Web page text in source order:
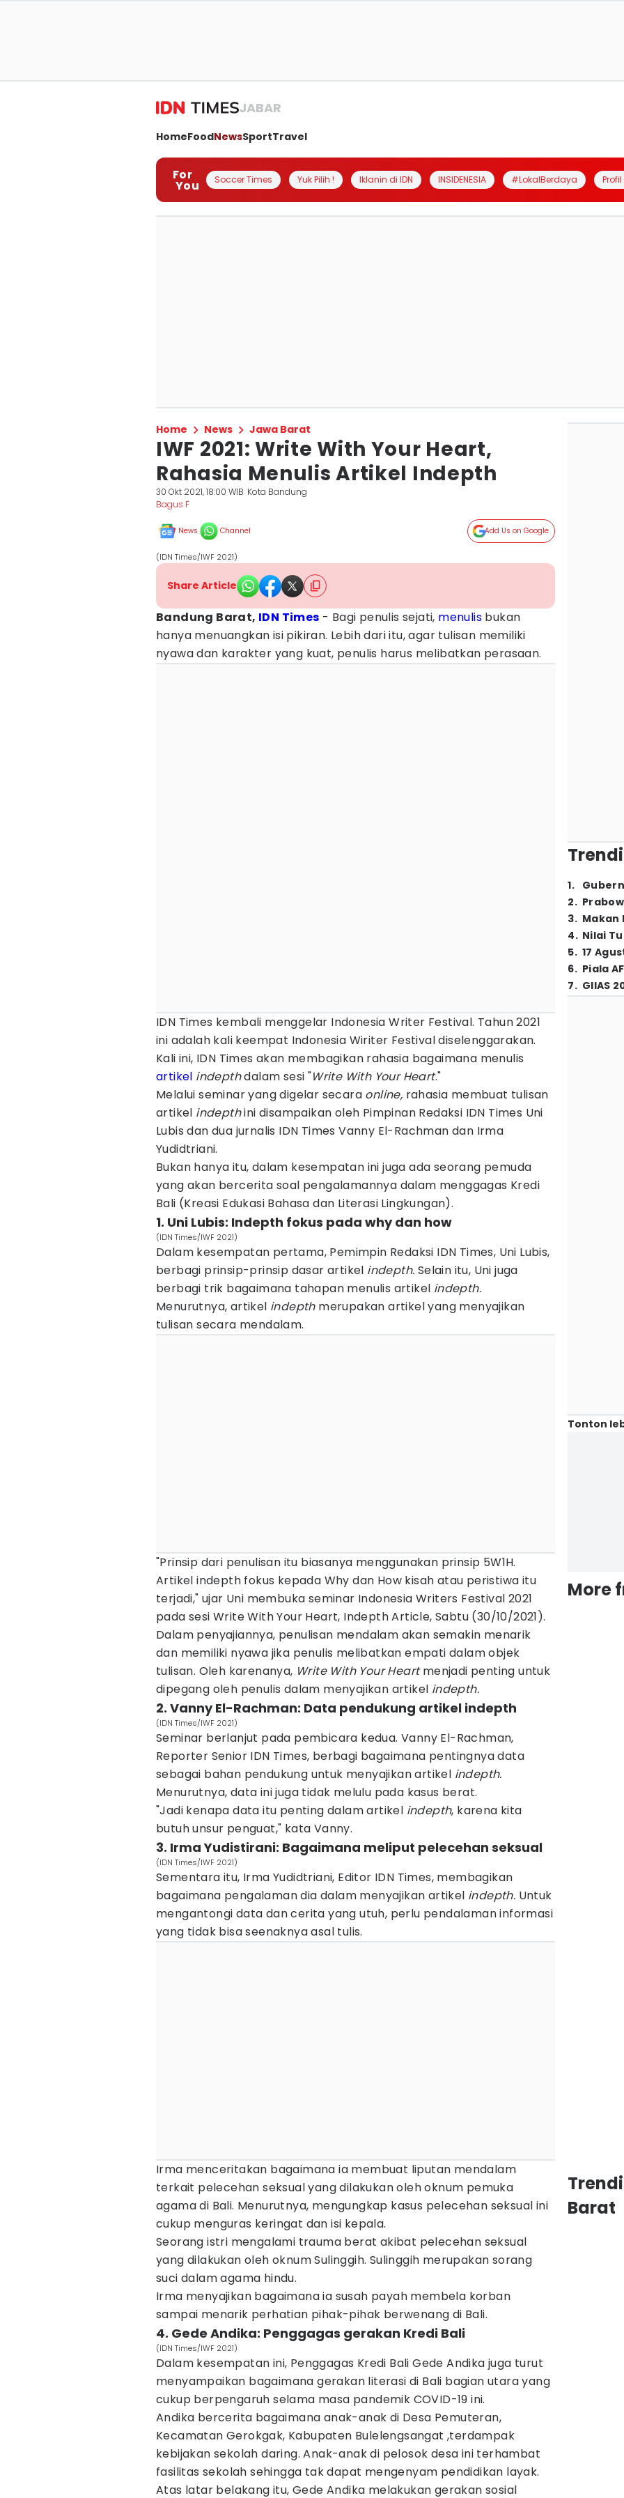
JABAR
HomeFoodNewsSportTravel
For
You Soccer Times Yuk Pilih ! Iklanin di IDN INSIDENESIA #LokalBerdaya
Home News Jawa Barat
IWF 2021: Write With Your Heart,
Rahasia Menulis Artikel Indepth
30 Okt 2021, 18:00 WIB Kota Bandung
Bagus F
News Channel Add Us on Google
(IDN Times/IWF 2021)
Share Article
Bandung Barat, IDN Times - Bagi penulis sejati, menulis bukan
hanya menuangkan isi pikiran. Lebih dari itu, agar tulisan memiliki
nyawa dan karakter yang kuat, penulis harus melibatkan perasaan.
IDN Times kembali menggelar Indonesia Writer Festival. Tahun 2021
ini adalah kali keempat Indonesia Wiriter Festival diselenggarakan.
Kali ini, IDN Times akan membagikan rahasia bagaimana menulis
artikel indepthdalam sesi "Write With Your Heart."
Melalui seminar yang digelar secara online, rahasia membuat tulisan
artikel indepthini disampaikan oleh Pimpinan Redaksi IDN Times Uni
Lubis dan dua jurnalis IDN Times Vanny El-Rachman dan Irma
Yudidtriani.
Bukan hanya itu, dalam kesempatan ini juga ada seorang pemuda
yang akan bercerita soal pengalamannya dalam menggagas Kredi
Bali (Kreasi Edukasi Bahasa dan Literasi Lingkungan).
1. Uni Lubis: Indepth fokus pada why dan how
(IDN Times/IWF 2021)
Dalam kesempatan pertama, Pemimpin Redaksi IDN Times, Uni Lubis,
berbagi prinsip-prinsip dasar artikel indepth. Selain itu, Uni juga
berbagi trik bagaimana tahapan menulis artikel indepth.
Menurutnya, artikel indepthmerupakan artikel yang menyajikan
tulisan secara mendalam.
"Prinsip dari penulisan itu biasanya menggunakan prinsip 5W1H.
Artikel indepth fokus kepada Why dan How kisah atau peristiwa itu
terjadi," ujar Uni membuka seminar Indonesia Writers Festival 2021
pada sesi Write With Your Heart, Indepth Article, Sabtu (30/10/2021).
Dalam penyajiannya, penulisan mendalam akan semakin menarik
dan memiliki nyawa jika penulis melibatkan empati dalam objek
tulisan. Oleh karenanya, Write With Your Heartmenjadi penting untuk
dipegang oleh penulis dalam menyajikan artikel indepth.
2. Vanny El-Rachman: Data pendukung artikel indepth
(IDN Times/IWF 2021)
Seminar berlanjut pada pembicara kedua. Vanny El-Rachman,
Reporter Senior IDN Times, berbagi bagaimana pentingnya data
sebagai bahan pendukung untuk menyajikan artikel indepth.
Menurutnya, data ini juga tidak melulu pada kasus berat.
"Jadi kenapa data itu penting dalam artikel indepth, karena kita
butuh unsur penguat," kata Vanny.
3. Irma Yudistirani: Bagaimana meliput pelecehan seksual
(IDN Times/IWF 2021)
Sementara itu, Irma Yudidtriani, Editor IDN Times, membagikan
bagaimana pengalaman dia dalam menyajikan artikel indepth. Untuk
mengantongi data dan cerita yang utuh, perlu pendalaman informasi
yang tidak bisa seenaknya asal tulis.
Irma menceritakan bagaimana ia membuat liputan mendalam
terkait pelecehan seksual yang dilakukan oleh oknum pemuka
agama di Bali. Menurutnya, mengungkap kasus pelecehan seksual ini
cukup menguras keringat dan isi kepala.
Seorang istri mengalami trauma berat akibat pelecehan seksual
yang dilakukan oleh oknum Sulinggih. Sulinggih merupakan sorang
suci dalam agama hindu.
Irma menyajikan bagaimana ia susah payah membela korban
sampai menarik perhatian pihak-pihak berwenang di Bali.
4. Gede Andika: Penggagas gerakan Kredi Bali
(IDN Times/IWF 2021)
Dalam kesempatan ini, Penggagas Kredi Bali Gede Andika juga turut
menyampaikan bagaimana gerakan literasi di Bali bagian utara yang
cukup berpengaruh selama masa pandemik COVID-19 ini.
Andika bercerita bagaimana anak-anak di Desa Pemuteran,
Kecamatan Gerokgak, Kabupaten Bulelengsangat ,terdampak
kebijakan sekolah daring. Anak-anak di pelosok desa ini terhambat
fasilitas sekolah sehingga tak dapat mengenyam pendidikan layak.
Atas latar belakang itu, Gede Andika melakukan gerakan sosial
1.
2.
3. Makan
4. Nilai
5. 17
6. Piala
7. GIIAS
Tonton
More
Barat